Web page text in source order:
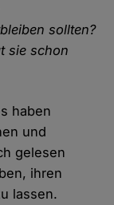
sollten?
sie schon
haben
und
gelesen
ihren
lassen.